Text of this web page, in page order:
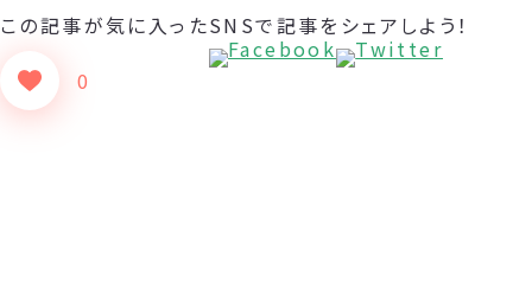
この記事が気に入った
0
SNSで記事をシェアしよう！